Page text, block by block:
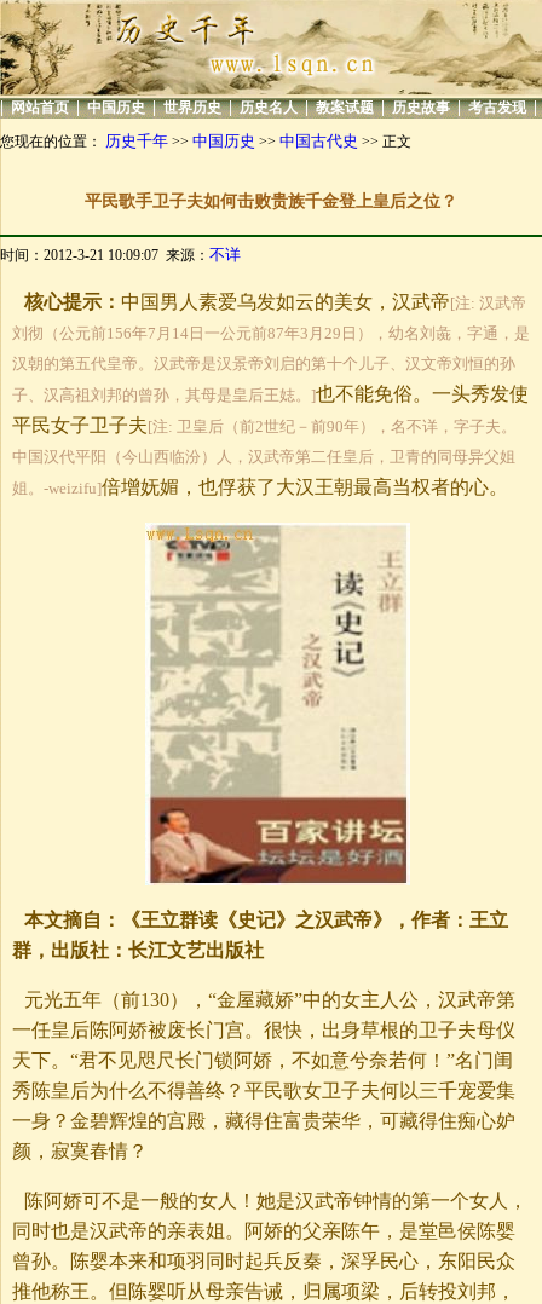
| 网站首页 | 中国历史 | 世界历史 | 历史名人 | 教案试题 | 历史故事 | 考古发现 |
您现在的位置： 历史千年 >> 中国历史 >> 中国古代史 >> 正文
平民歌手卫子夫如何击败贵族千金登上皇后之位？
时间：2012-3-21 10:09:07 来源： 不详
核心提示： 中国男人素爱乌发如云的美女，汉武帝[注: 汉武帝
刘彻（公元前156年7月14日一公元前87年3月29日），幼名刘彘，字通，是
汉朝的第五代皇帝。汉武帝是汉景帝刘启的第十个儿子、汉文帝刘恒的孙
子、汉高祖刘邦的曾孙，其母是皇后王娡。]也不能免俗。一头秀发使
平民女子卫子夫[注: 卫皇后（前2世纪－前90年），名不详，字子夫。
中国汉代平阳（今山西临汾）人，汉武帝第二任皇后，卫青的同母异父姐
姐。-weizifu]倍增妩媚，也俘获了大汉王朝最高当权者的心。
本文摘自：《王立群读《史记》之汉武帝》，作者：王立
群，出版社：长江文艺出版社
元光五年（前130），“金屋藏娇”中的女主人公，汉武帝第
一任皇后陈阿娇被废长门宫。很快，出身草根的卫子夫母仪
天下。“君不见咫尺长门锁阿娇，不如意兮奈若何！”名门闺
秀陈皇后为什么不得善终？平民歌女卫子夫何以三千宠爱集
一身？金碧辉煌的宫殿，藏得住富贵荣华，可藏得住痴心妒
颜，寂寞春情？
陈阿娇可不是一般的女人！她是汉武帝钟情的第一个女人，
同时也是汉武帝的亲表姐。阿娇的父亲陈午，是堂邑侯陈婴
曾孙。陈婴本来和项羽同时起兵反秦，深孚民心，东阳民众
推他称王。但陈婴听从母亲告诫，归属项梁，后转投刘邦，